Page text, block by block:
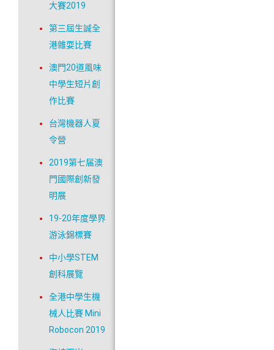
大賽2019
第三屆生誠全
港雜耍比賽
澳門20道風味
中學生短片創
作比賽
台灣機器人夏
令營
2019第七届澳
門國際創新發
明展
19-20年度學界
游泳錦標賽
中小學STEM
創科展覽
全港中學生機
械人比賽 Mini
Robocon 2019